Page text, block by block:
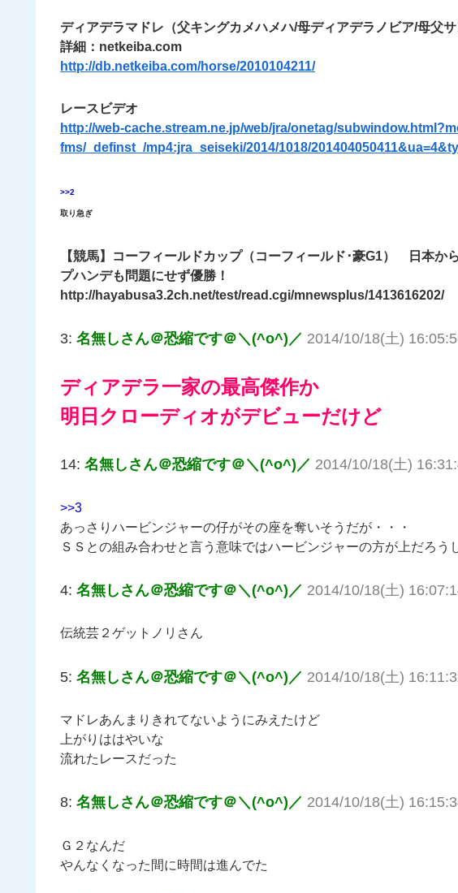
ディアデラマドレ（父キングカメハメハ/母ディアデラノビア/母父サ
詳細：netkeiba.com
http://db.netkeiba.com/horse/2010104211/
レースビデオ
http://web-cache.stream.ne.jp/web/jra/onetag/
fms/_definst_/mp4:jra_seiseki/2014/1018/
>>2
取り急ぎ
【競馬】コーフィールドカップ（コーフィールド･豪G1） 日本か
プハンデも問題にせず優勝！
http://hayabusa3.2ch.net/test/read.cgi/mnewsplus/1413616202/
3: 名無しさん＠恐縮です＠＼(^o^)／ 2014/10/18(土)
ディアデラ一家の最高傑作か
明日クローディオがデビューだけど
14: 名無しさん＠恐縮です＠＼(^o^)／ 2014/10/18(土)
>>3
あっさりハービンジャーの仔がその座を奪いそうだが・・・
ＳＳとの組み合わせと言う意味ではハービンジャーの方が上だろう
4: 名無しさん＠恐縮です＠＼(^o^)／ 2014/10/18(土)
伝統芸２ゲットノリさん
5: 名無しさん＠恐縮です＠＼(^o^)／ 2014/10/18(土)
マドレあんまりきれてないようにみえたけど
上がりははやいな
流れたレースだった
8: 名無しさん＠恐縮です＠＼(^o^)／ 2014/10/18(土)
Ｇ２なんだ
やんなくなった間に時間は進んでた